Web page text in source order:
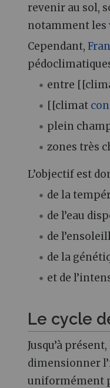
revenir au sol,
notamment les
Cependant,
entre
[[climat
plein
zones très
L’objectif est
de la
de l’eau
de
de la
et de
Le cycle
Jusqu’à
dimensionner
uniformément